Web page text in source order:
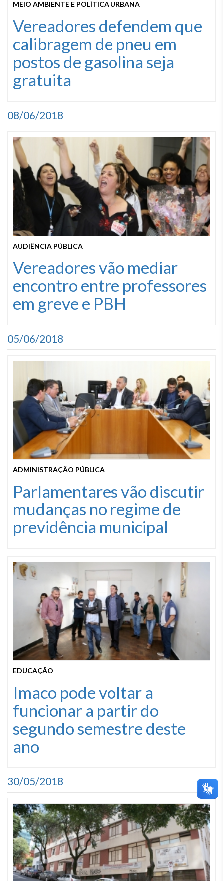
MEIO AMBIENTE E POLÍTICA URBANA
Vereadores defendem que
calibragem de pneu em
postos de gasolina seja
gratuita
08/06/2018
AUDIÊNCIA PÚBLICA
Vereadores vão mediar
encontro entre professores
em greve e PBH
05/06/2018
ADMINISTRAÇÃO PÚBLICA
Parlamentares vão discutir
mudanças no regime de
previdência municipal
EDUCAÇÃO
Imaco pode voltar a
funcionar a partir do
segundo semestre deste
ano
30/05/2018